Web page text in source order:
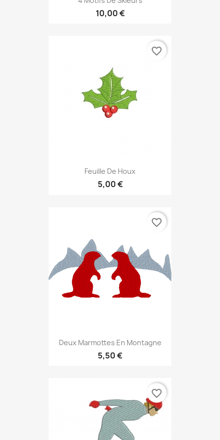
10,00 €
Feuille De Houx
5,00 €
favorite_border
Deux Marmottes En Montagne
5,50 €
favorite_border
favorite_border